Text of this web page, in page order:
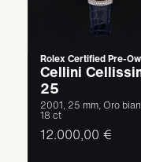
Rolex Certified Pre-
Cellini
25
2001, 25 mm, Oro
18 ct
12.000,00 €